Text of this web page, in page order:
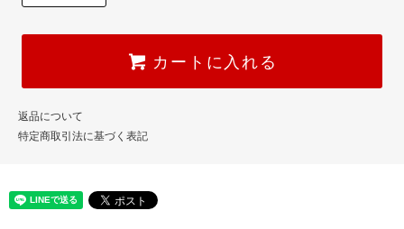
カートに入れる
返品について
特定商取引法に基づく表記